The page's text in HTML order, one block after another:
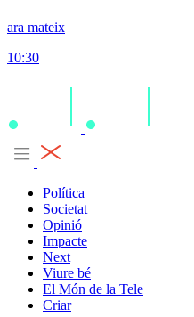
ara mateix
10:30
Política
Societat
Opinió
Impacte
Next
Viure bé
El Món de la Tele
Criar